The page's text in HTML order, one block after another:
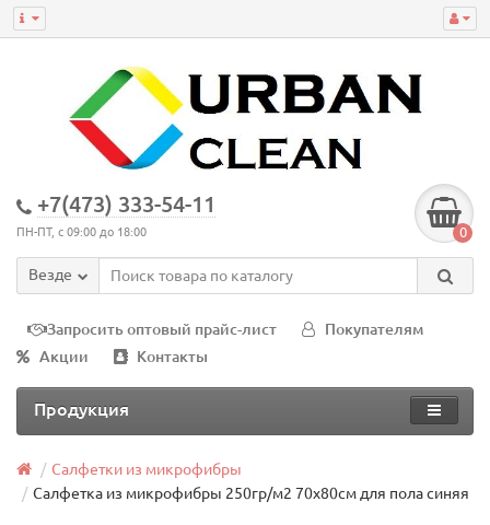
+7(473) 333-54-11
ПН-ПТ, с 09:00 до 18:00 0
Везде
Запросить оптовый прайс-лист
Покупателям
Акции
Контакты
Продукция
Салфетки из микрофибры
Салфетка из микрофибры 250гр/м2 70х80см для пола синяя